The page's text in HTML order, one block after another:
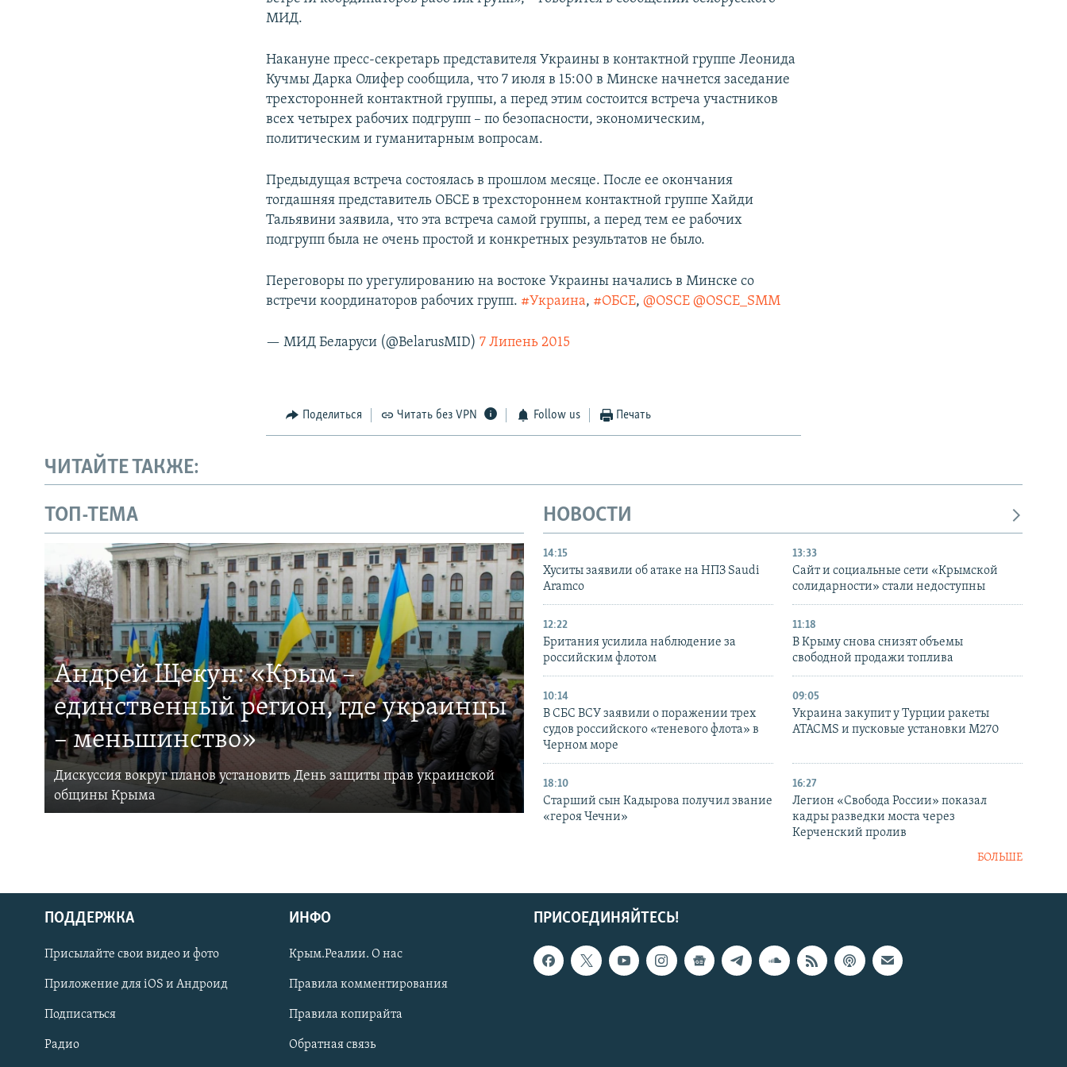
Українською
Qırımtatar
ПРИСОЕДИНЯЙТЕСЬ!
МИД.
Накануне пресс-секретарь представителя Украины в контактной группе Леонида
Кучмы Дарка Олифер сообщила, что 7 июля в 15:00 в Минске начнется заседание
трехсторонней контактной группы, а перед этим состоится встреча участников
всех четырех рабочих подгрупп – по безопасности, экономическим,
политическим и гуманитарным вопросам.
Предыдущая встреча состоялась в прошлом месяце. После ее окончания
тогдашняя представитель ОБСЕ в трехстороннем контактной группе Хайди
Тальявини заявила, что эта встреча самой группы, а перед тем ее рабочих
подгрупп была не очень простой и конкретных результатов не было.
Переговоры по урегулированию на востоке Украины начались в Минске со
встречи координаторов рабочих групп. #Украина, #ОБСЕ,@OSCE @OSCE_SMM
— МИД Беларуси (@BelarusMID)7 Липень 2015
Поделиться Читать без VPN Follow us Печать
ЧИТАЙТЕ ТАКЖЕ:
ТОП-ТЕМА
Андрей Щекун: «Крым –
единственный регион, где украинцы
– меньшинство»
Дискуссия вокруг планов установить День защиты прав украинской
общины Крыма
НОВОСТИ
14:15
Хуситы заявили об атаке на НПЗ Saudi
Aramco
13:33
Сайт и социальные сети «Крымской
солидарности» стали недоступны
12:22
Британия усилила наблюдение за
российским флотом
11:18
В Крыму снова снизят объемы
свободной продажи топлива
10:14
В СБС ВСУ заявили о поражении трех
судов российского «теневого флота» в
Черном море
09:05
Украина закупит у Турции ракеты
ATACMS и пусковые установки M270
18:10
Старший сын Кадырова получил звание
«героя Чечни»
16:27
Легион «Свобода России» показал
кадры разведки моста через
Керченский пролив
БОЛЬШЕ
ПРИСОЕДИНЯЙТЕСЬ!
ПОДДЕРЖКА
Присылайте свои видео и фото
Приложение для iOS и Андроид
Подписаться
Радио
ИНФО
Крым.Реалии. О нас
Правила комментирования
Правила копирайта
Обратная связь